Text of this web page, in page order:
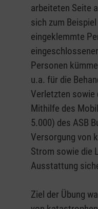
arbeiteten Seite
sich zum
eingeklemmte
Personen
u.a. für die
Verletzten sowie
Mithilfe des
5.000) des ASB
Versorgung von
Strom sowie die
Ausstattung
Ziel der Übung